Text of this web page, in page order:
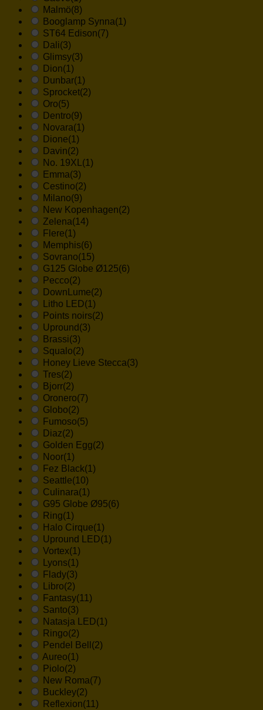
Malmö(8)
Booglamp Synna(1)
ST64 Edison(7)
Dali(3)
Glimsy(3)
Dion(1)
Dunbar(1)
Sprocket(2)
Oro(5)
Dentro(9)
Novara(1)
Dione(1)
Davin(2)
No. 19XL(1)
Emma(3)
Cestino(2)
Milano(9)
New Kopenhagen(2)
Zelena(14)
Flere(1)
Memphis(6)
Sovrano(15)
G125 Globe Ø125(6)
Pecco(2)
DownLume(2)
Litho LED(1)
Points noirs(2)
Upround(3)
Brassi(3)
Squalo(2)
Honey Lieve Stecca(3)
Tres(2)
Bjorr(2)
Oronero(7)
Globo(2)
Fumoso(5)
Diaz(2)
Golden Egg(2)
Noor(1)
Fez Black(1)
Seattle(10)
Culinara(1)
G95 Globe Ø95(6)
Ring(1)
Halo Cirque(1)
Upround LED(1)
Vortex(1)
Lyons(1)
Flady(3)
Libro(2)
Fantasy(11)
Santo(3)
Natasja LED(1)
Ringo(2)
Pendel Bell (2)
Aureo(1)
Piolo(2)
New Roma(7)
Buckley(2)
Reflexion(11)